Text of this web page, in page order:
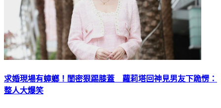
求婚現場有蟑螂！閨密狠踢膝蓋 蘿莉塔回神見男友下跪愣：
整人大爆笑